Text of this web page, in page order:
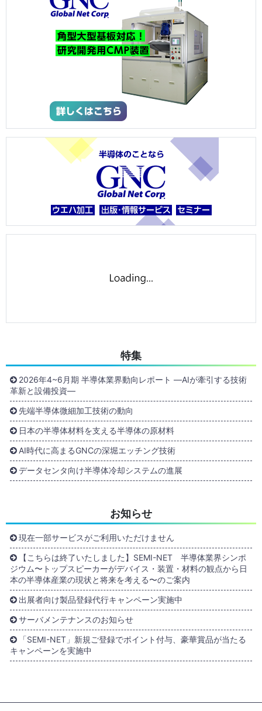
特集
2026年4~6月期 半導体業界動向レポート ―AIが牽引する技術
革新と設備投資―
先端半導体微細加工技術の動向
日本の半導体材料を支える半導体の原材料
AI時代に高まるGNCの深堀エッチング技術
データセンタ向け半導体冷却システムの進展
お知らせ
現在一部サービスがご利用いただけません
【こちらは終了いたしました】SEMI-NET 半導体業界シンポ
ジウム〜トップスピーカーがデバイス・装置・材料の観点から日
本の半導体産業の現状と将来を考える〜のご案内
出展者向け製品登録代行キャンペーン実施中
サーバメンテナンスのお知らせ
「SEMI-NET」新規ご登録でポイント付与、豪華賞品が当たる
キャンペーンを実施中